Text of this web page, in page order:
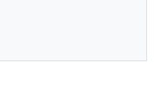
tartib